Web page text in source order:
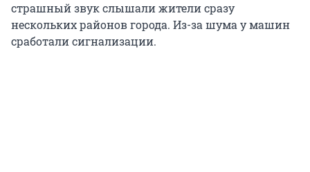
страшный звук слышали жители сразу
нескольких районов города. Из-за шума у машин
сработали сигнализации.